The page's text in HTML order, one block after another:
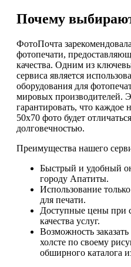
Почему
ФотоПочта
фотопечати,
качества. Одним из
сервиса является
оборудования для
мировых производителей.
гарантировать, что каждое
50х70 фото будет
долговечностью.
Преимущества нашего
Быстрый и удобный
городу Апатиты.
Использование
для печати.
Доступные цены при
качества услуг.
Возможность
холсте по своему
обширного каталога